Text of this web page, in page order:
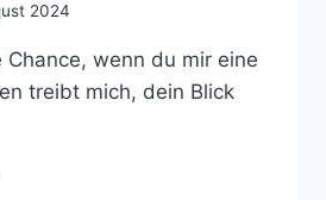
2024
Chance, wenn du mir eine
treibt mich, dein Blick